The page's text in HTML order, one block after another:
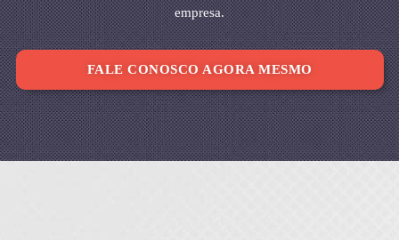
empresa.
FALE CONOSCO AGORA MESMO